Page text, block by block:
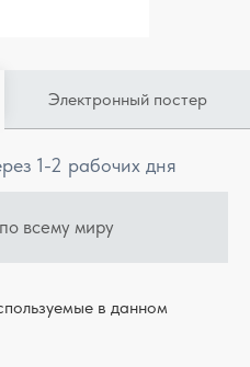
Электронный постер
1-2 рабочих дня
всему миру
в данном